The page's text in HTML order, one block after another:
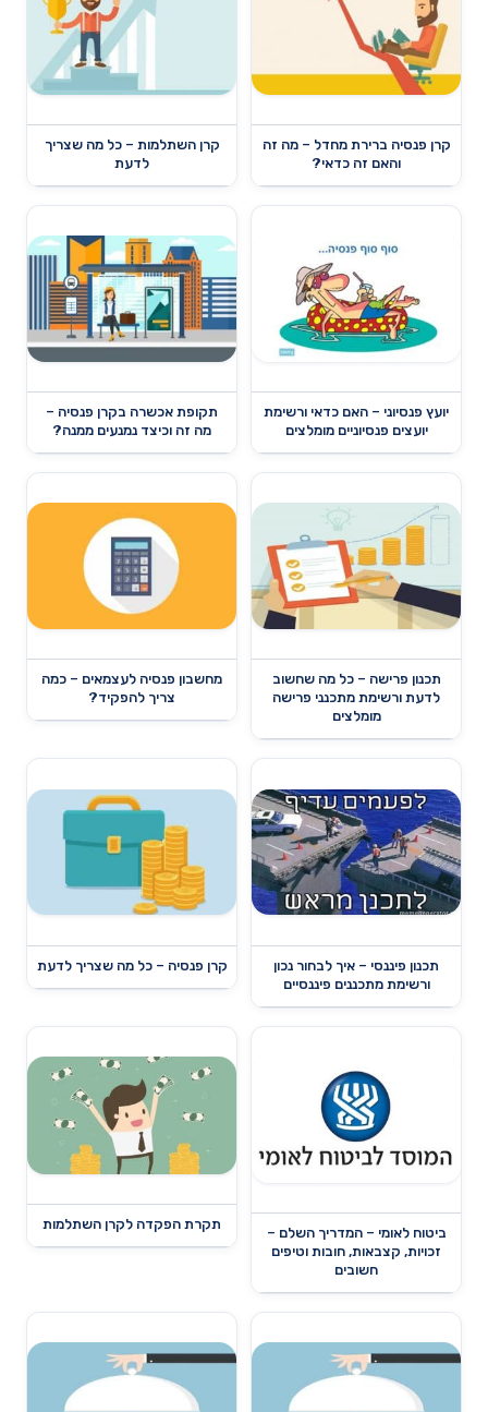
קרן פנסיה ברירת מחדל – מה זה
והאם זה כדאי?
קרן השתלמות – כל מה שצריך
לדעת
יועץ פנסיוני – האם כדאי ורשימת
יועצים פנסיוניים מומלצים
תקופת אכשרה בקרן פנסיה –
מה זה וכיצד נמנעים ממנה?
תכנון פרישה – כל מה שחשוב
לדעת ורשימת מתכנני פרישה
מומלצים
מחשבון פנסיה לעצמאים – כמה
צריך להפקיד?
תכנון פיננסי – איך לבחור נכון
ורשימת מתכננים פיננסיים
קרן פנסיה – כל מה שצריך לדעת
ביטוח לאומי – המדריך השלם –
זכויות, קצבאות, חובות וטיפים
חשובים
תקרת הפקדה לקרן השתלמות